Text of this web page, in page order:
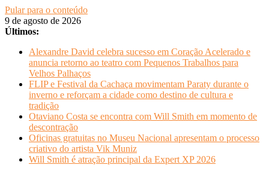
Pular para o conteúdo
9 de agosto de 2026
Últimos:
Alexandre David celebra sucesso em Coração Acelerado e
anuncia retorno ao teatro com Pequenos Trabalhos para
Velhos Palhaços
FLIP e Festival da Cachaça movimentam Paraty durante o
inverno e reforçam a cidade como destino de cultura e
tradição
Otaviano Costa se encontra com Will Smith em momento de
descontração
Oficinas gratuitas no Museu Nacional apresentam o processo
criativo do artista Vik Muniz
Will Smith é atração principal da Expert XP 2026